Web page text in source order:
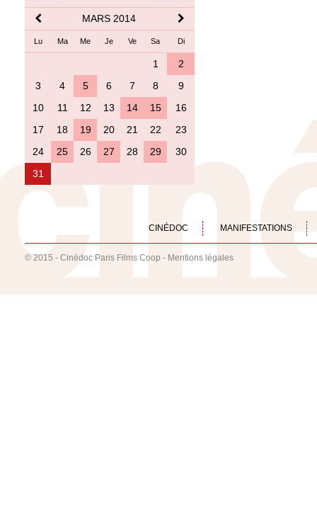
MARS 2014
Lu Ma Me Je Ve Sa Di
1
2
3
4 5 6 7 8
9
10
11 12 13 14 15
16
17
18 19 20 21 22
23
24
25 26 27 28 29
30
31
CINÉDOC MANIFESTATIONS
© 2015 - Cinédoc Paris Films Coop - Mentions légales